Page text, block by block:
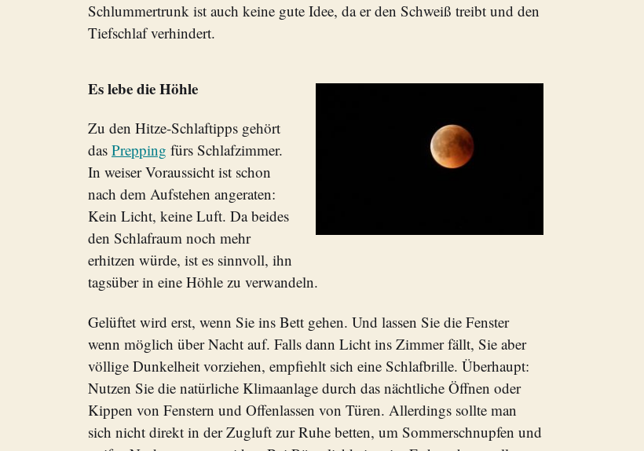
Schlummertrunk ist auch keine gute Idee, da er den Schweiß treibt und den
Tiefschlaf verhindert.
Es lebe die Höhle
Zu den Hitze-Schlaftipps gehört
das Prepping fürs Schlafzimmer.
In weiser Voraussicht ist schon
nach dem Aufstehen angeraten:
Kein Licht, keine Luft. Da beides
den Schlafraum noch mehr
erhitzen würde, ist es sinnvoll, ihn
tagsüber in eine Höhle zu verwandeln.
Gelüftet wird erst, wenn Sie ins Bett gehen. Und lassen Sie die Fenster
wenn möglich über Nacht auf. Falls dann Licht ins Zimmer fällt, Sie aber
völlige Dunkelheit vorziehen, empfiehlt sich eine Schlafbrille. Überhaupt:
Nutzen Sie die natürliche Klimaanlage durch das nächtliche Öffnen oder
Kippen von Fenstern und Offenlassen von Türen. Allerdings sollte man
sich nicht direkt in der Zugluft zur Ruhe betten, um Sommerschnupfen und